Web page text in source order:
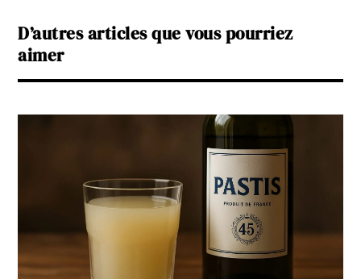
D’autres articles que vous pourriez
aimer